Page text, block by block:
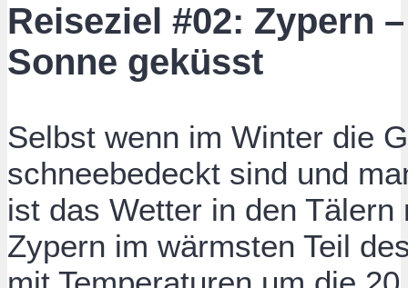
Reiseziel #02: Zypern
Sonne geküsst
Selbst wenn im Winter die
schneebedeckt sind und
ist das Wetter in den
Zypern im wärmsten Teil